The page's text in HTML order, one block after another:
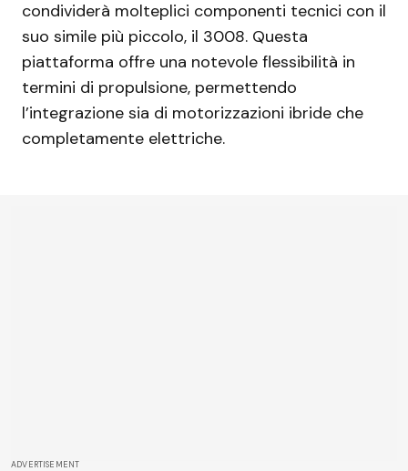
condividerà molteplici componenti tecnici con il
suo simile più piccolo, il 3008. Questa
piattaforma offre una notevole flessibilità in
termini di propulsione, permettendo
l’integrazione sia di motorizzazioni ibride che
completamente elettriche.
ADVERTISEMENT